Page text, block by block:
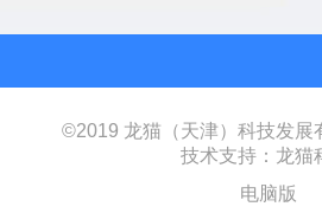
©2019 龙猫（天津）科技发展
技术支持： 龙猫
电脑版